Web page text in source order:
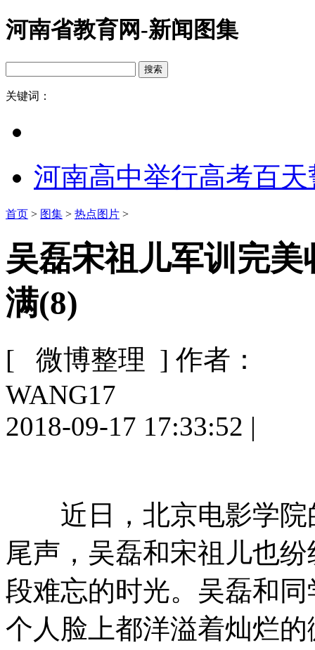
河南省教育网-新闻图集
关键词：
河南高中举行高考百
首页 > 图集 > 热点图片 >
吴磊宋祖儿军训完
满(8)
[ 微博整理 ] 作者：
WANG17
2018-09-17 17:33:52 |
近日，北京电影学院
尾声，吴磊和宋祖儿也
段难忘的时光。吴磊和
个人脸上都洋溢着灿烂